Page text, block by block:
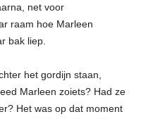
net voor
raam hoe Marleen
bak liep.
het gordijn staan,
Marleen zoiets? Had ze
Het was op dat moment